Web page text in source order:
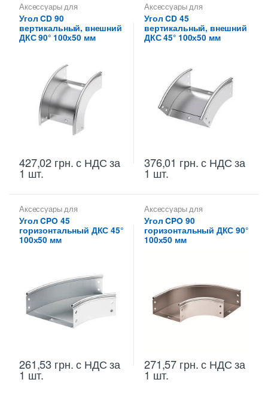
Аксессуары для
металлических лотков
для цельных,
перфорированных лотков
Угол CD 90
вертикальный, внешний
ДКС 90° 100х50 мм
427,02 грн.с НДС за
1 шт.
Аксессуары для
металлических лотков
для цельных,
перфорированных лотков
Угол CD 45
вертикальный, внешний
ДКС 45° 100х50 мм
376,01 грн.с НДС за
1 шт.
Аксессуары для
металлических лотков
для цельных,
перфорированных лотков
Угол CPO 45
горизонтальный ДКС 45°
100х50 мм
261,53 грн.с НДС за
1 шт.
Аксессуары для
металлических лотков
для цельных,
перфорированных лотков
Угол CPO 90
горизонтальный ДКС 90°
100х50 мм
271,57 грн.с НДС за
1 шт.